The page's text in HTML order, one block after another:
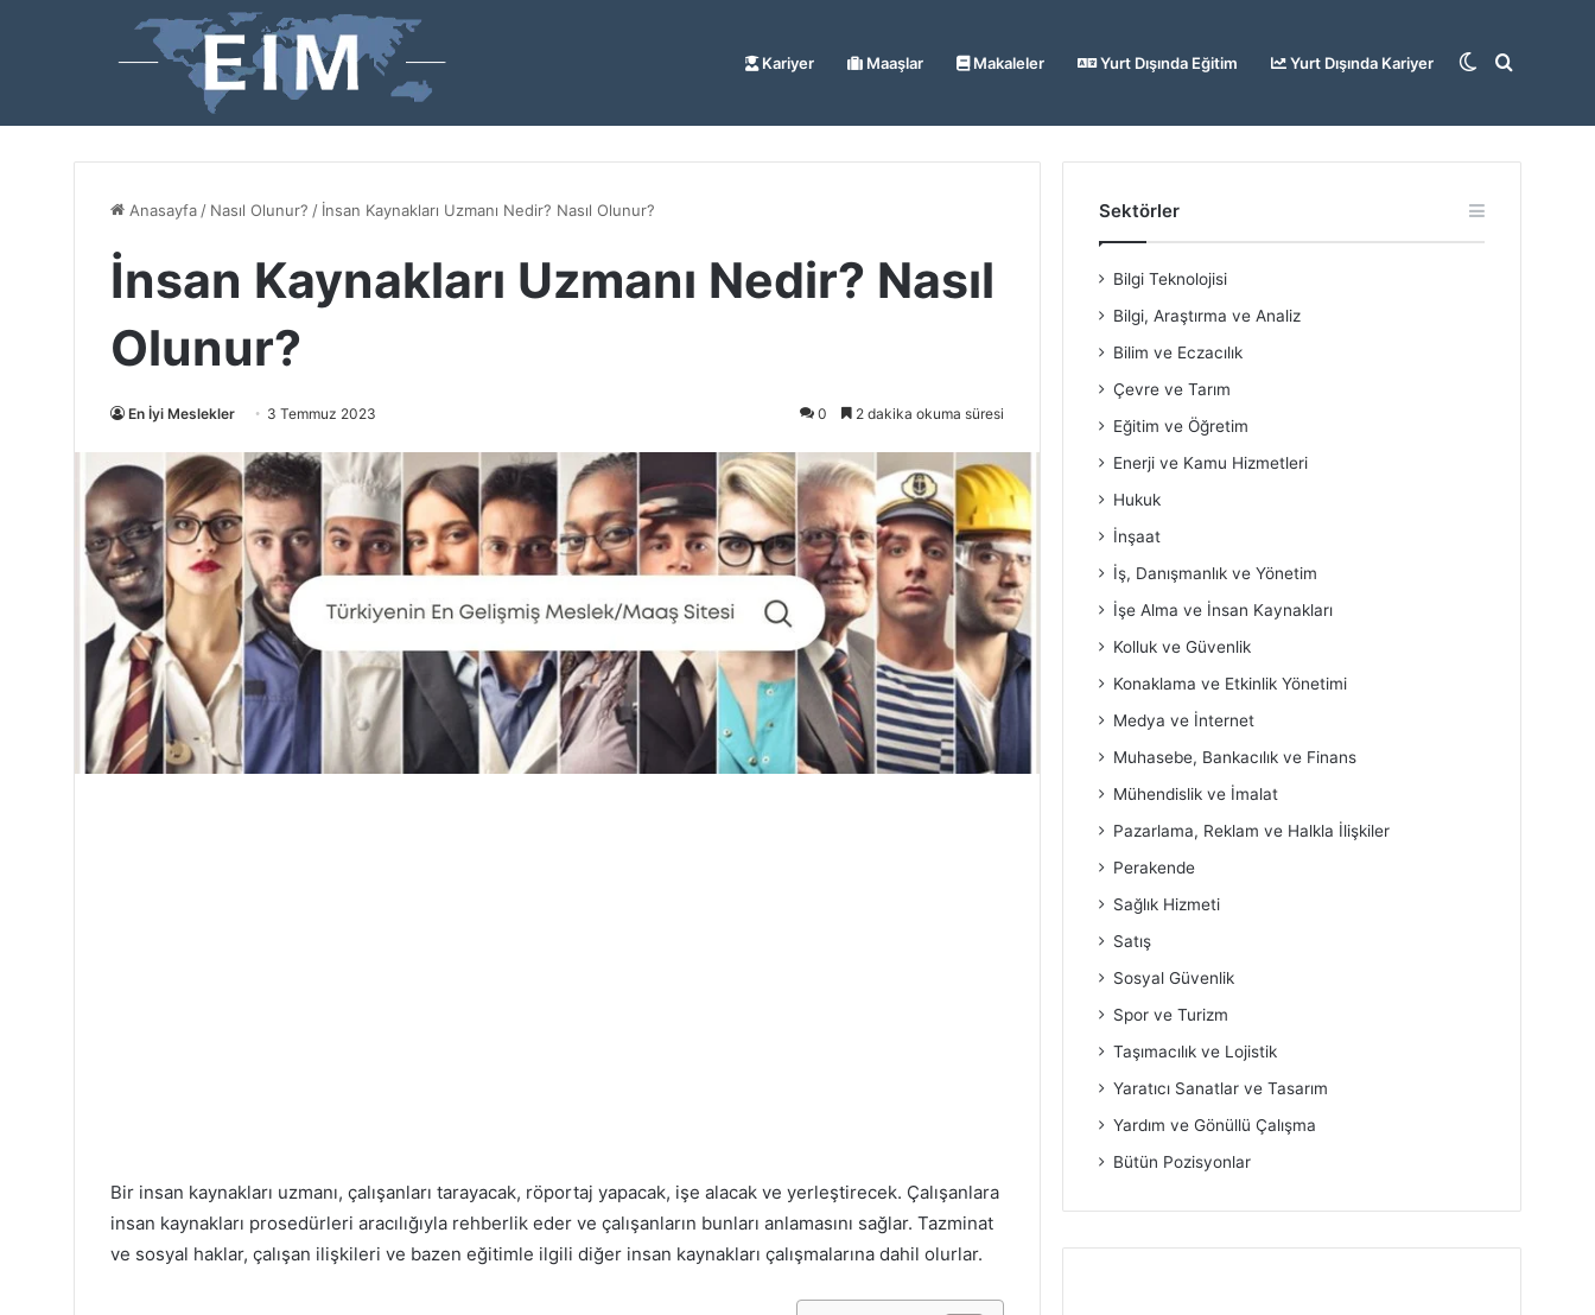
Kariyer Maaşlar Makaleler Yurt Dışında Eğitim Yurt Dışında Kariyer Arama
Dış
Anasayfa / Nasıl Olunur? / İnsan Kaynakları Uzmanı Nedir? Nasıl Olunur?
İnsan Kaynakları Uzmanı Nedir? Nasıl
Olunur?
En İyi Meslekler 3 Temmuz 2023 0 2 dakika okuma süresi
Bir insan kaynakları uzmanı, çalışanları tarayacak, röportaj yapacak, işe alacak ve yerleştirecek. Çalışanlara
insan kaynakları prosedürleri aracılığıyla rehberlik eder ve çalışanların bunları anlamasını sağlar. Tazminat
ve sosyal haklar, çalışan ilişkileri ve bazen eğitimle ilgili diğer insan kaynakları çalışmalarına dahil olurlar.
Sektörler
Bilgi Teknolojisi
Bilgi, Araştırma ve Analiz
Bilim ve Eczacılık
Çevre ve Tarım
Eğitim ve Öğretim
Enerji ve Kamu Hizmetleri
Hukuk
İnşaat
İş, Danışmanlık ve Yönetim
İşe Alma ve İnsan Kaynakları
Kolluk ve Güvenlik
Konaklama ve Etkinlik Yönetimi
Medya ve İnternet
Muhasebe, Bankacılık ve Finans
Mühendislik ve İmalat
Pazarlama, Reklam ve Halkla İlişkiler
Perakende
Sağlık Hizmeti
Satış
Sosyal Güvenlik
Spor ve Turizm
Taşımacılık ve Lojistik
Yaratıcı Sanatlar ve Tasarım
Yardım ve Gönüllü Çalışma
Bütün Pozisyonlar